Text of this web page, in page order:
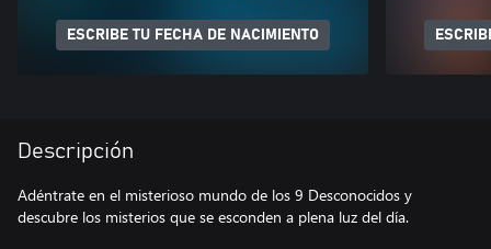
ESCRIBE TU FECHA DE NACIMIENTO
Descripción
Adéntrate en el misterioso mundo de los 9 Desconocidos y
descubre los misterios que se esconden a plena luz del día.